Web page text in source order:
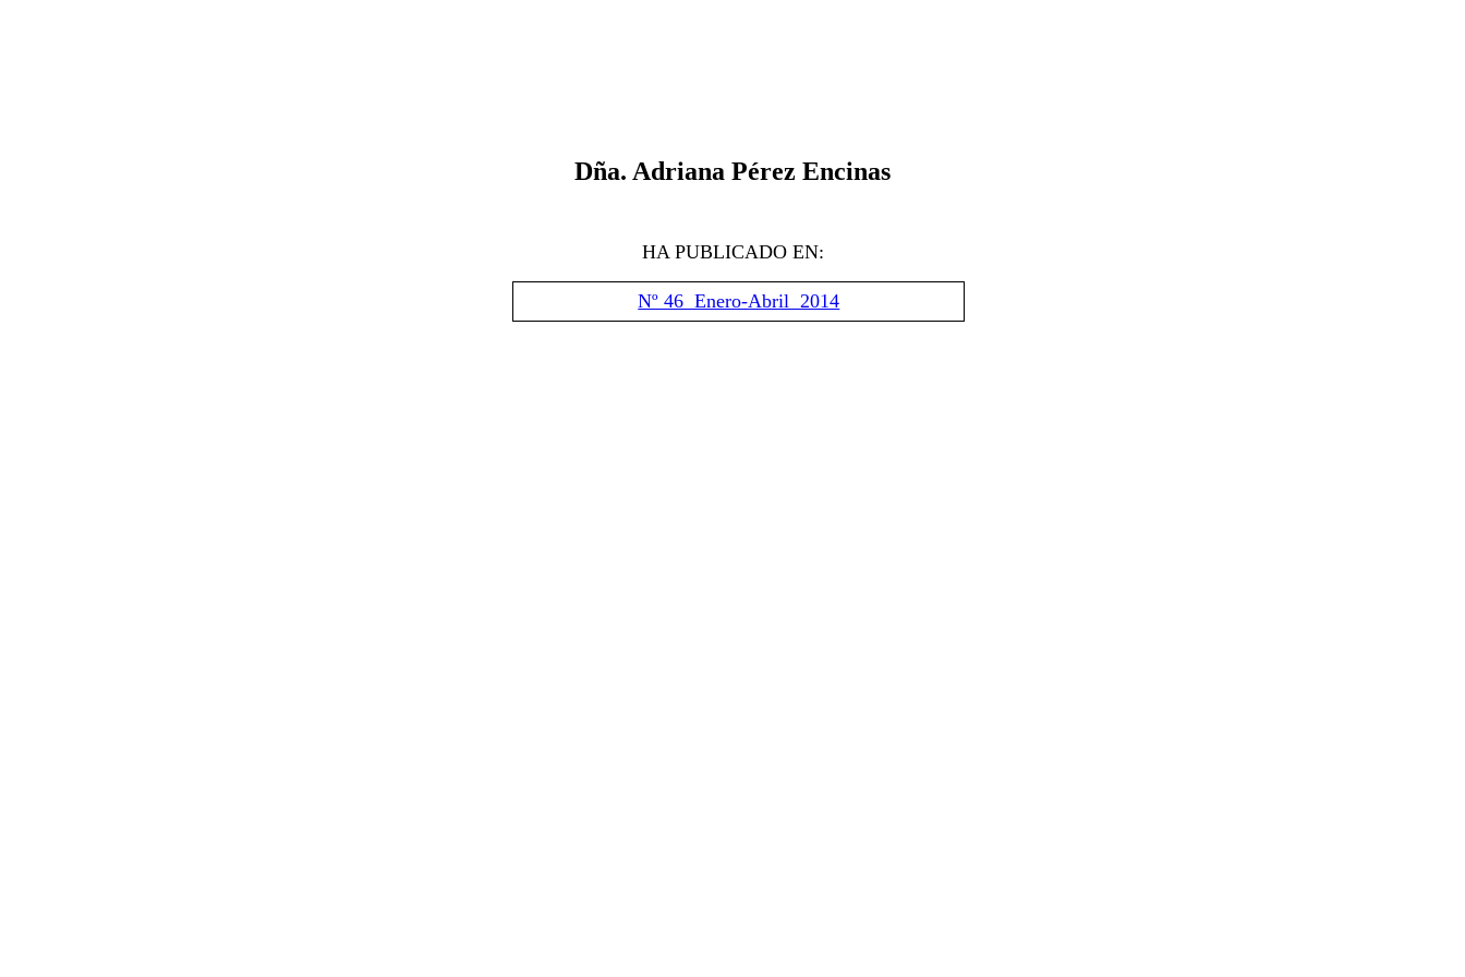
Dña. Adriana Pérez Encinas
HA PUBLICADO EN:
Nº 46 Enero-Abril 2014